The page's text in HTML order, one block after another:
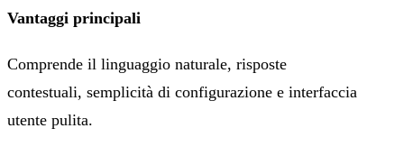
Vantaggi principali
Comprende il linguaggio naturale, risposte
contestuali, semplicità di configurazione e interfaccia
utente pulita.